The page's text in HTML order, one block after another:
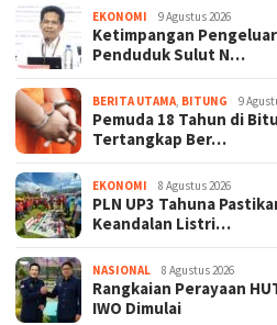
EKONOMI 9 Agustus 2026
Ketimpangan
Penduduk Sulut N…
BERITA UTAMA, BITUNG 9
Pemuda 18 Tahun di
Tertangkap Ber…
EKONOMI 8 Agustus 2026
PLN UP3 Tahuna
Keandalan Listri…
NASIONAL 8 Agustus 2026
Rangkaian Perayaan
IWO Dimulai